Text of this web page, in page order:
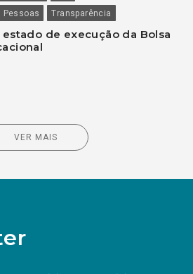
Pessoas Transparência
estado de execução da Bolsa
VER MAIS